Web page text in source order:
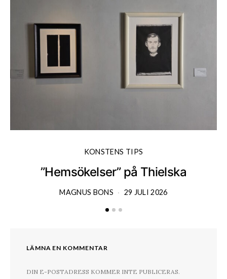
KONSTENS TIPS
”Hemsökelser” på Thielska
MAGNUS BONS 29 JULI 2026
LÄMNA EN KOMMENTAR
DIN E-POSTADRESS KOMMER INTE PUBLICERAS.